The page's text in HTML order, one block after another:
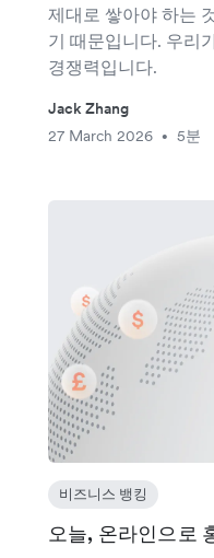
제대로 쌓아야 하는
기 때문입니다. 우리
경쟁력입니다.
Jack Zhang
27 March 2026
• 5분
비즈니스 뱅킹
오늘, 온라인으로